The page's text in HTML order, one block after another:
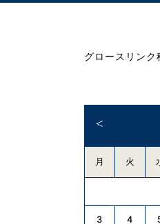
グロースリンク
月 火
3 4